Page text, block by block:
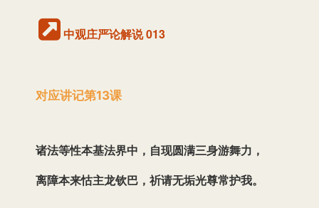
播
放
中观庄严论解说 013
对应讲记第13课
诸法等性本基法界中，自现圆满三身游舞力，
离障本来怙主龙钦巴，祈请无垢光尊常护我。